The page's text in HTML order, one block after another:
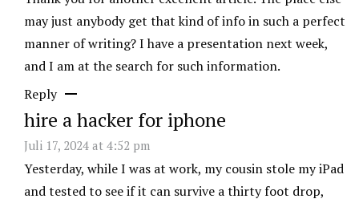
may just anybody get that kind of info in such a perfect
manner of writing? I have a presentation next week,
and I am at the search for such information.
Reply
hire a hacker for iphone
Juli 17, 2024 at 4:52 pm
Yesterday, while I was at work, my cousin stole my iPad
and tested to see if it can survive a thirty foot drop,